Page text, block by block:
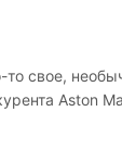
свое,
Aston